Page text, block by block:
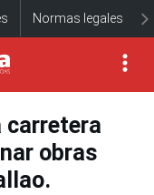
Normas legales
carretera
obras